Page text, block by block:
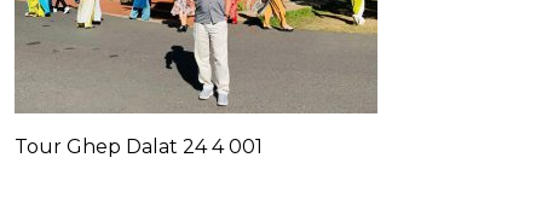
Tour Ghep Dalat 24 4 001